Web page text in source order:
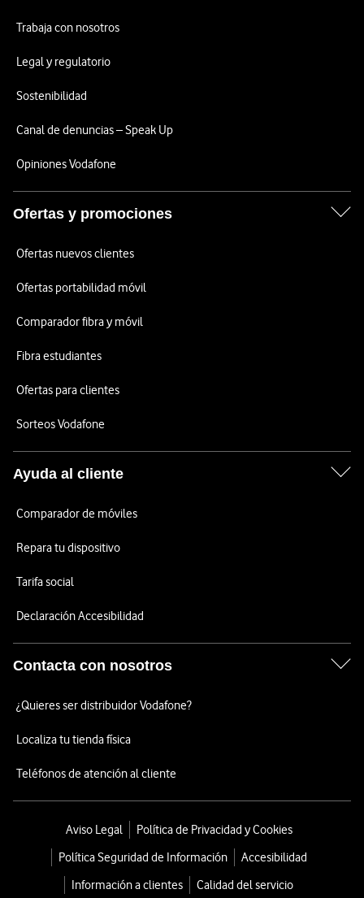
Trabaja con nosotros
Legal y regulatorio
Sostenibilidad
Canal de denuncias – Speak Up
Opiniones Vodafone
Ofertas y promociones
Ofertas nuevos clientes
Ofertas portabilidad móvil
Comparador fibra y móvil
Fibra estudiantes
Ofertas para clientes
Sorteos Vodafone
Ayuda al cliente
Comparador de móviles
Repara tu dispositivo
Tarifa social
Declaración Accesibilidad
Contacta con nosotros
¿Quieres ser distribuidor Vodafone?
Localiza tu tienda física
Teléfonos de atención al cliente
Aviso Legal
Política de Privacidad y Cookies
Política Seguridad de Información
Accesibilidad
Información a clientes
Calidad del servicio